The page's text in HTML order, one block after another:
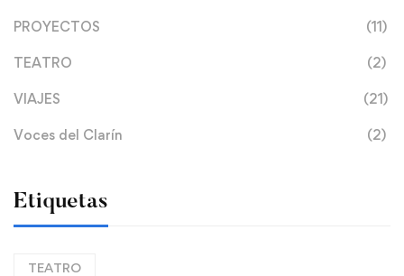
PROYECTOS (11)
TEATRO (2)
VIAJES (21)
Voces del Clarín (2)
Etiquetas
TEATRO